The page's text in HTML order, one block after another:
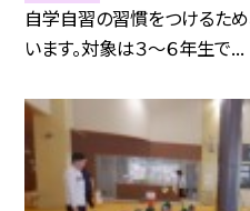
自学自習の習慣をつけるため
います。対象は３～６年生で...